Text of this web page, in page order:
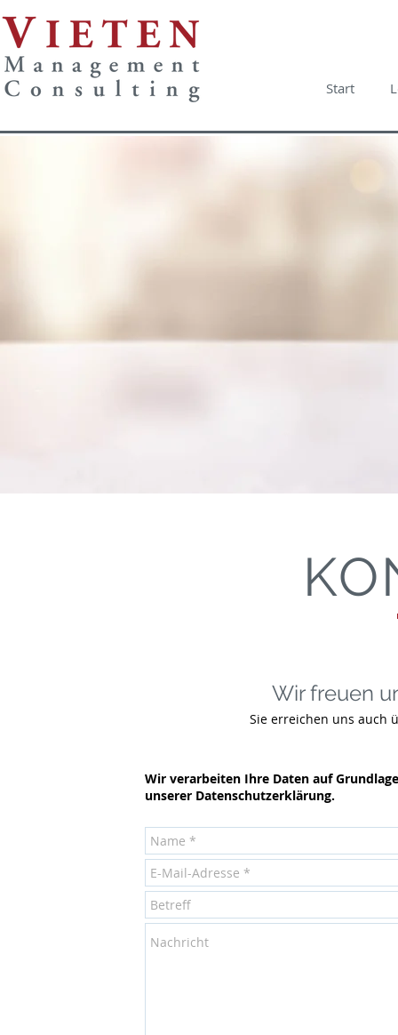
Start
Wir freuen
Sie erreichen uns auch
Wir verarbeiten Ihre Daten auf
unserer Datenschutzerklärung.